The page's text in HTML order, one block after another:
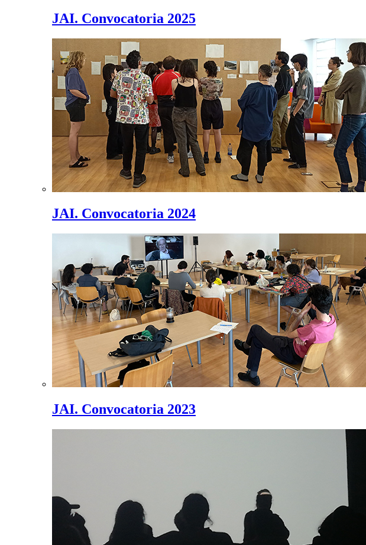
JAI. Convocatoria 2025
JAI. Convocatoria 2024
JAI. Convocatoria 2023